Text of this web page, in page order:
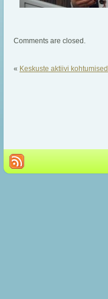
Comments are closed.
« Keskuste aktiivi kohtumised